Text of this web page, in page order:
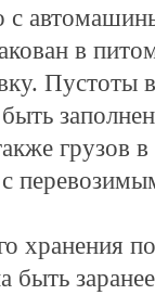
с
в
Пустоты
грузов
хранения